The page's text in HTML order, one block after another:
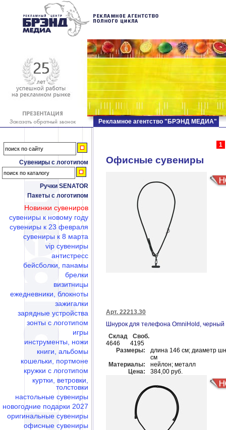
Сувениры с логотипом
Ручки SENATOR
Пакеты с логотипом
Новинки сувениров
сувениры к новому году
сувениры к 23 февраля
сувениры к 8 марта
vip сувениры
антистресс
бейсболки, панамы
брелки
визитницы
ежедневники, блокноты
зажигалки
зарядные устройства
зонты с логотипом
игры
инструменты, ножи
книги, альбомы
кошельки, портмоне
кружки с логотипом
куртки, ветровки,
толстовки
настольные сувениры
новогодние подарки 2027
оригинальные сувениры
офисные сувениры
Рекламное агентство "БРЭНД МЕДИА"
1
Офисные сувениры
Арт. 22213.30
Шнурок для телефона OmniHold, черный
Склад
Своб.
4646
4195
Размеры:
длина 146 см; диаметр
см
Материалы:
нейлон; металл
Цена:
384,00 руб.